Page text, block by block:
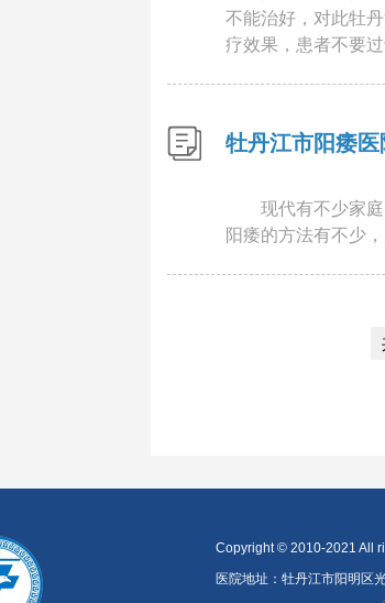
不能治好，对此牡
疗效果，患者不要
牡丹江市阳痿
现代有不少家
阳痿的方法有不少
Copyright © 2010-2021 All
医院地址：牡丹江市阳明区